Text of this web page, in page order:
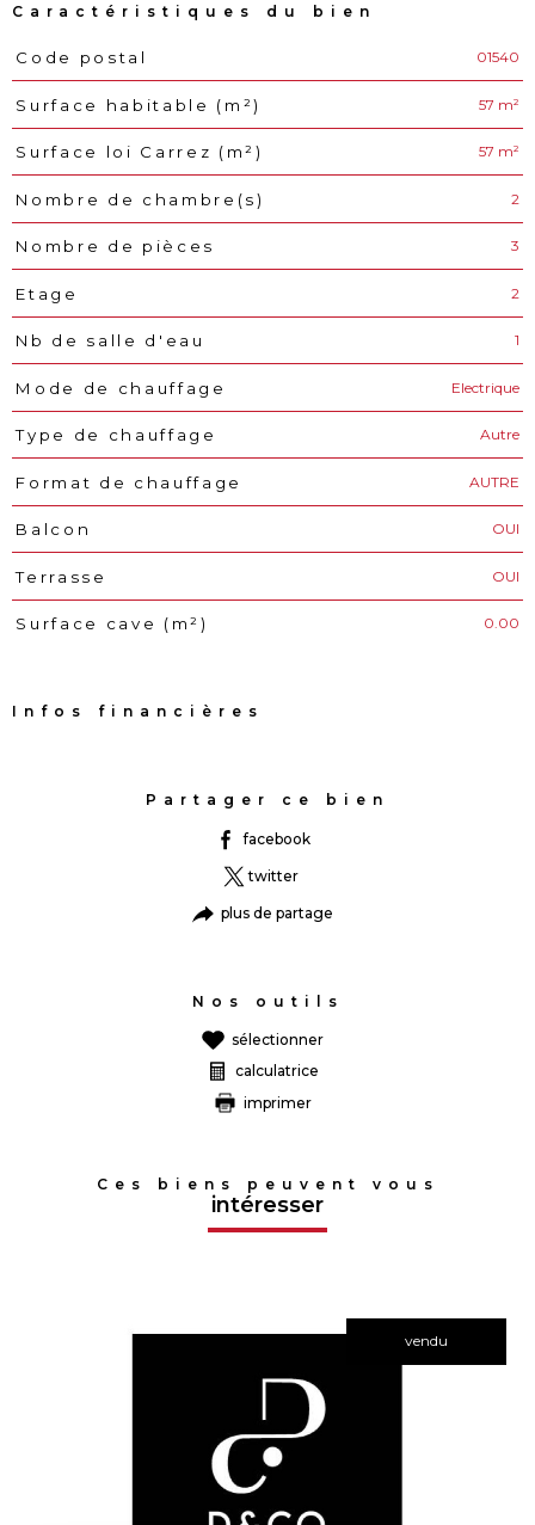
Caractéristiques du bien
Caractéristiques
Code postal 01540
Surface habitable (m²) 57 m²
Surface loi Carrez (m²) 57 m²
Nombre de chambre(s) 2
Nombre de pièces 3
Etage 2
Nb de salle d'eau 1
Mode de chauffage Electrique
Type de chauffage Autre
Format de chauffage AUTRE
Balcon OUI
Terrasse OUI
Surface cave (m²) 0.00
Infos financières
Partager ce bien
facebook
twitter
plus de partage
Nos outils
sélectionner
calculatrice
imprimer
Ces biens peuvent vous
intéresser
vendu
voir le bien